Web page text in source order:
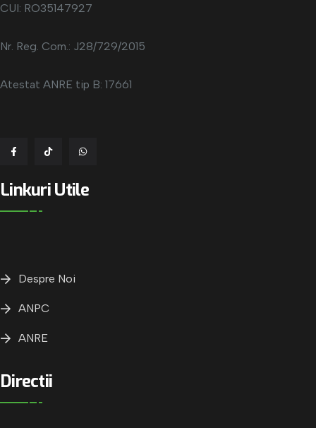
CUI: RO35147927
Nr. Reg. Com.: J28/729/2015
Atestat ANRE tip B: 17661
Linkuri Utile
Despre Noi
ANPC
ANRE
Directii